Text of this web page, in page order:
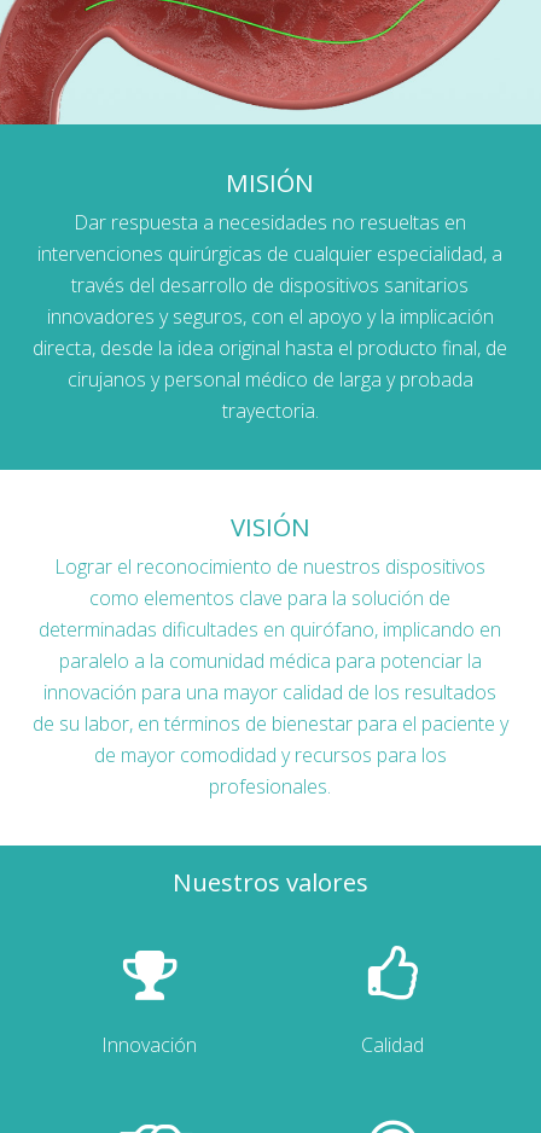
MISIÓN
Dar respuesta a necesidades no resueltas en
intervenciones quirúrgicas de cualquier especialidad, a
través del desarrollo de dispositivos sanitarios
innovadores y seguros, con el apoyo y la implicación
directa, desde la idea original hasta el producto final, de
cirujanos y personal médico de larga y probada
trayectoria.
VISIÓN
Lograr el reconocimiento de nuestros dispositivos
como elementos clave para la solución de
determinadas dificultades en quirófano, implicando en
paralelo a la comunidad médica para potenciar la
innovación para una mayor calidad de los resultados
de su labor, en términos de bienestar para el paciente y
de mayor comodidad y recursos para los
profesionales.
Nuestros valores
Innovación Calidad